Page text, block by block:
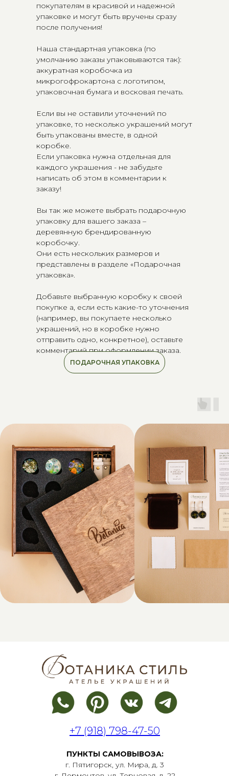
покупателям в красивой и надежной
упаковке и могут быть вручены сразу
после получения!
Наша стандартная упаковка (по
умолчанию заказы упаковываются так):
аккуратная коробочка из
микрогофрокартона с логотипом,
упаковочная бумага и восковая печать.
Если вы не оставили уточнений по
упаковке, то несколько украшений могут
быть упакованы вместе, в одной
коробке.
Если упаковка нужна отдельная для
каждого украшения - не забудьте
написать об этом в комментарии к
заказу!
Вы так же можете выбрать подарочную
упаковку для вашего заказа –
деревянную брендированную
коробочку.
Они есть нескольких размеров и
представлены в разделе «Подарочная
упаковка».
Добавьте выбранную коробку к своей
покупке а, если есть какие-то уточнения
(например, вы покупаете несколько
украшений, но в коробке нужно
отправить одно, конкретное), оставьте
комментарий при оформлении заказа.
ПОДАРОЧНАЯ УПАКОВКА
+7 (918) 798-47-50
ПУНКТЫ САМОВЫВОЗА:
г. Пятигорск, ул. Мира, д. 3